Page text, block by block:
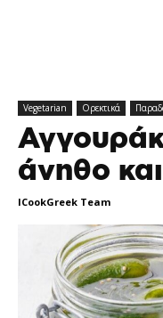
Vegetarian Ορεκτικά
άνηθο
ICookGreek Team